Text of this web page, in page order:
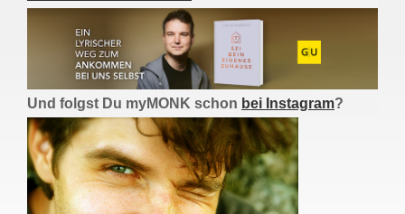
Und folgst Du myMONK schon bei Instagram?